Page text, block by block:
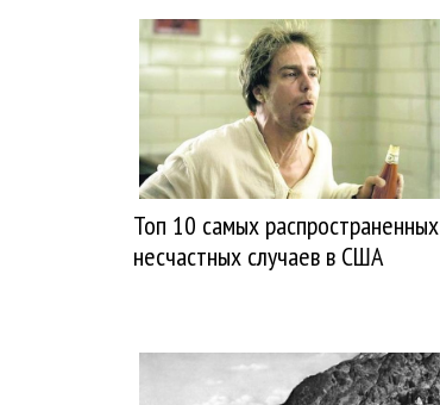
Топ 10 самых распространенных
несчастных случаев в США